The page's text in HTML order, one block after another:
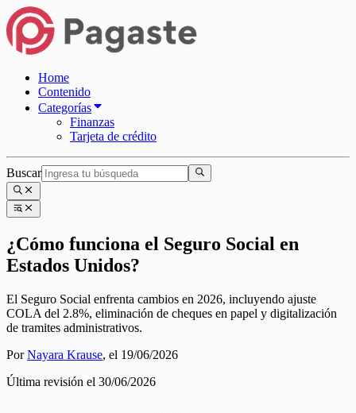
Home
Contenido
Categorías
Finanzas
Tarjeta de crédito
Buscar
¿Cómo funciona el Seguro Social en
Estados Unidos?
El Seguro Social enfrenta cambios en 2026, incluyendo ajuste
COLA del 2.8%, eliminación de cheques en papel y digitalización
de tramites administrativos.
PorNayara Krause, el 19/06/2026
Última revisión el 30/06/2026